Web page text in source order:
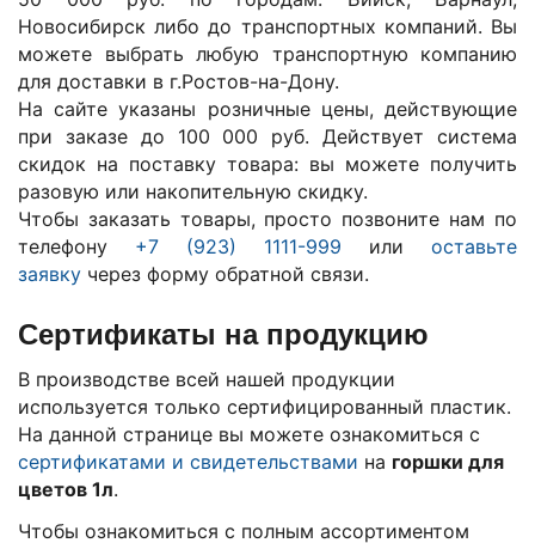
Новосибирск либо до транспортных компаний. Вы
можете выбрать любую транспортную компанию
для доставки в г.Ростов-на-Дону.
На сайте указаны розничные цены, действующие
при заказе до 100 000 руб. Действует система
скидок на поставку товара: вы можете получить
разовую или накопительную скидку.
Чтобы заказать товары, просто позвоните нам по
телефону
+7 (923) 1111-999 или
оставьте
заявку через форму обратной связи.
Сертификаты на продукцию
В производстве всей нашей продукции
используется только сертифицированный пластик.
На данной странице вы можете ознакомиться с
сертификатами и свидетельствами на горшки для
цветов 1л.
Чтобы ознакомиться с полным ассортиментом